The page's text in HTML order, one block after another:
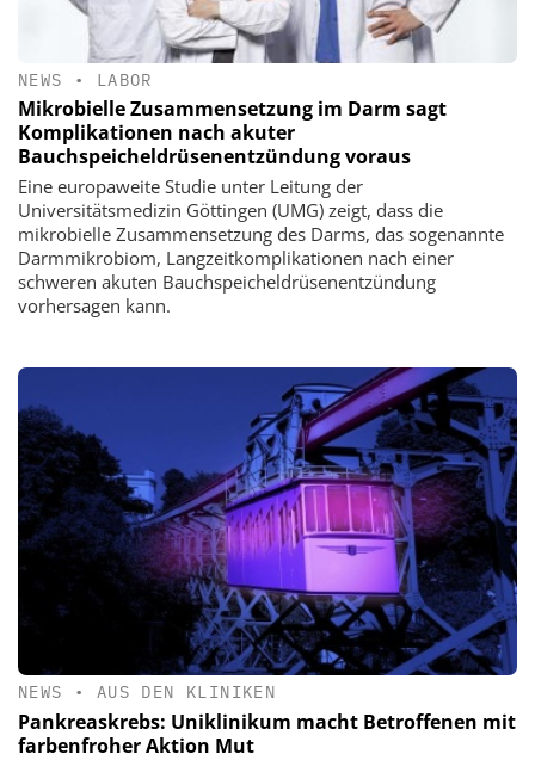
NEWS • LABOR
Mikrobielle Zusammensetzung im Darm sagt
Komplikationen nach akuter
Bauchspeicheldrüsenentzündung voraus
Eine europaweite Studie unter Leitung der
Universitätsmedizin Göttingen (UMG) zeigt, dass die
mikrobielle Zusammensetzung des Darms, das sogenannte
Darmmikrobiom, Langzeitkomplikationen nach einer
schweren akuten Bauchspeicheldrüsenentzündung
vorhersagen kann.
NEWS • AUS DEN KLINIKEN
Pankreaskrebs: Uniklinikum macht Betroffenen mit
farbenfroher Aktion Mut